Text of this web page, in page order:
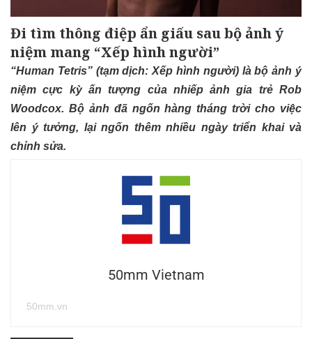
Đi tìm thông điệp ẩn giấu sau bộ ảnh ý
niệm mang “Xếp hình người”
“Human Tetris” (tạm dịch: Xếp hình người) là bộ ảnh ý
niệm cực kỳ ấn tượng của nhiếp ảnh gia trẻ Rob
Woodcox. Bộ ảnh đã ngốn hàng tháng trời cho việc
lên ý tưởng, lại ngốn thêm nhiều ngày triển khai và
chỉnh sửa.
50mm Vietnam
50mm.vn